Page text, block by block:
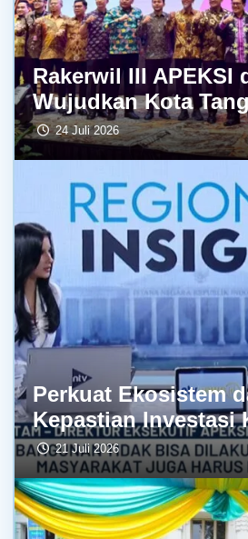
Rakerwil III APEKSI
Wujudkan Kota
24 Juli 2026
Perkuat Ekosistem
Kepastian Investasi
21 Juli 2026